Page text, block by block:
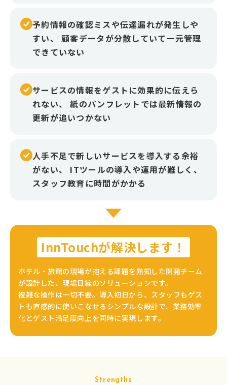
予約情報の確認ミスや伝達漏れが発生しや
すい、 顧客データが分散していて一元管理
できていない
サービスの情報をゲストに効果的に伝えら
れない、 紙のパンフレットでは最新情報の
更新が追いつかない
人手不足で新しいサービスを導入する余裕
がない、 ITツールの導入や運用が難しく、
スタッフ教育に時間がかかる
InnTouchが解決します！
ホテル・旅館の現場が抱える課題を熟知した開発チーム
が設計した、現場目線のソリューションです。
複雑な操作は一切不要。導入初日から、スタッフもゲス
トも直感的に使いこなせるシンプルな設計で、業務効率
化とゲスト満足度向上を同時に実現します。
Strengths